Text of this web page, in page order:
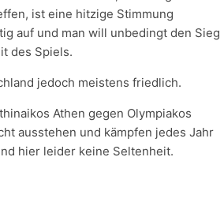
ist eine hitzige Stimmung
auf und man will unbedingt den Sieg
des Spiels.
jedoch meistens friedlich.
Athen gegen Olympiakos
ausstehen und kämpfen jedes Jahr
hier leider keine Seltenheit.